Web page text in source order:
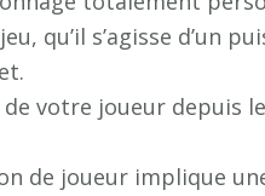
qu’il s’agisse d’un
votre joueur depuis
de joueur implique